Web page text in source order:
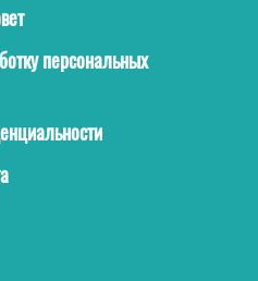
персональных